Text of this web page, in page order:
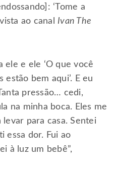
‘Tome a
ao canal Ivan The
ele e ele ‘O que você
estão bem aqui’. E eu
pressão… cedi,
na minha boca. Eles me
para casa. Sentei
essa dor. Fui ao
à luz um bebê”,